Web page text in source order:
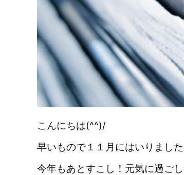
こんにちは(^^)/
早いもので１１月にはいりまし
今年もあとすこし！元気に過ご